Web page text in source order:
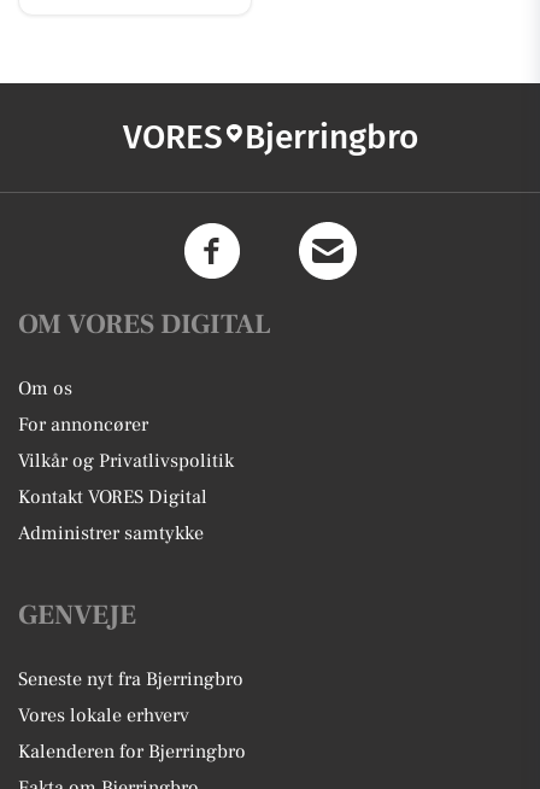
VORES Bjerringbro
OM VORES DIGITAL
Om os
For annoncører
Vilkår og Privatlivspolitik
Kontakt VORES Digital
Administrer samtykke
GENVEJE
Seneste nyt fra Bjerringbro
Vores lokale erhverv
Kalenderen for Bjerringbro